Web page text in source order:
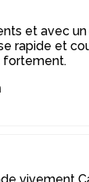
et avec
rapide et
fortement.
vivement